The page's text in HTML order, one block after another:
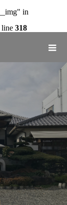
in
line 318